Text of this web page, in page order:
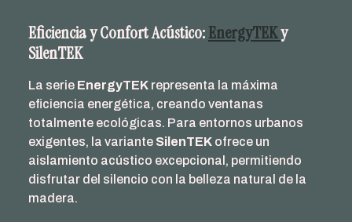
Eficiencia y Confort Acústico:EnergyTEKy
SilenTEK
La serie EnergyTEKrepresenta la máxima
eficiencia energética, creando ventanas
totalmente ecológicas. Para entornos urbanos
exigentes, la variante SilenTEKofrece un
aislamiento acústico excepcional, permitiendo
disfrutar del silencio con la belleza natural de la
madera.